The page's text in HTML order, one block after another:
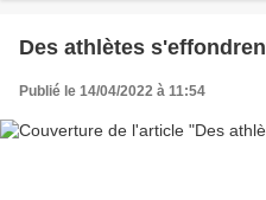
Des athlètes
Publié le 14/04/2022 à 11:54